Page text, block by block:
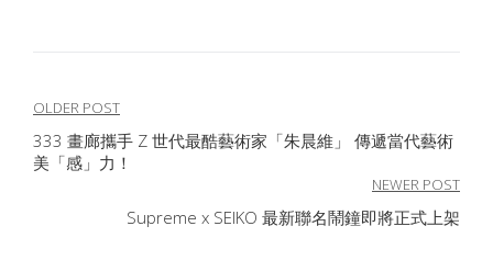
文
章
OLDER POST
333 畫廊攜手 Z 世代最酷藝術家「朱晨維」 傳遞當代藝術
美「感」力！
NEWER POST
Supreme x SEIKO 最新聯名鬧鐘即將正式上架